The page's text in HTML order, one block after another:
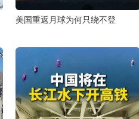
美国重返月球为何只绕不登